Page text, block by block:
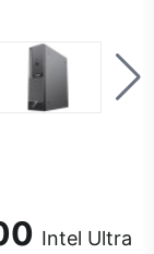
Intel Ultra